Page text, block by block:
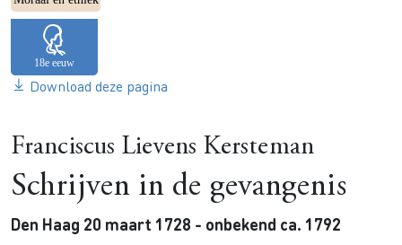
Download deze pagina
Franciscus Lievens Kersteman
Schrijven in de gevangenis
Den Haag 20 maart 1728 - onbekend ca. 1792